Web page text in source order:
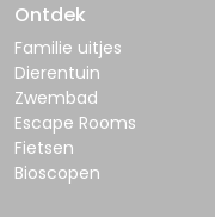
Ontdek
Familie uitjes
Dierentuin
Zwembad
Escape Rooms
Fietsen
Bioscopen